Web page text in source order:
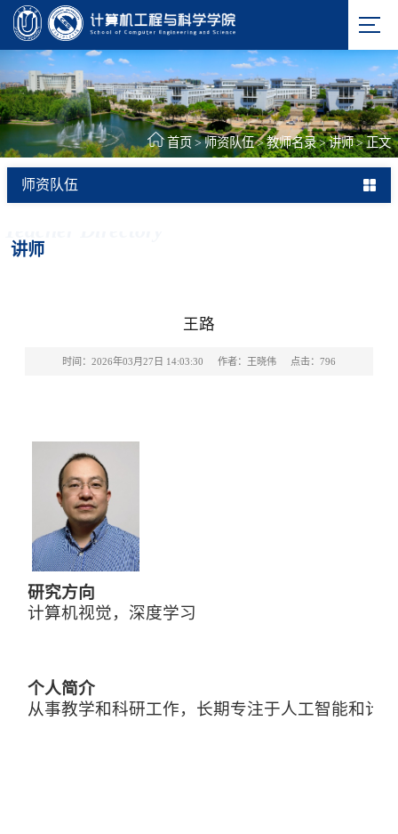
首页 >师资队伍>教师名录>讲师>正文
师资队伍
讲师
王路
时间：2026年03月27日 14:03:30 作者：王晓伟 点击： 796
研究方向
计算机视觉，深度学习
个人简介
从事教学和科研工作，长期专注于人工智能和计